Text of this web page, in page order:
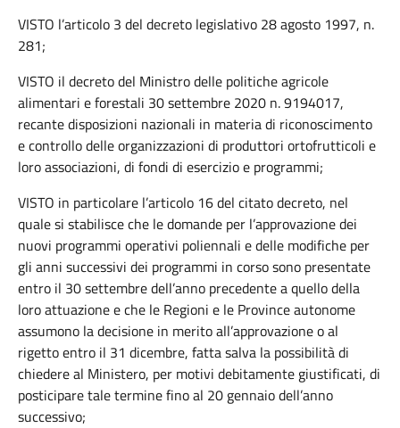
VISTO l’articolo 3 del decreto legislativo 28 agosto 1997, n.
281;
VISTO il decreto del Ministro delle politiche agricole
alimentari e forestali 30 settembre 2020 n. 9194017,
recante disposizioni nazionali in materia di riconoscimento
e controllo delle organizzazioni di produttori ortofrutticoli e
loro associazioni, di fondi di esercizio e programmi;
VISTO in particolare l’articolo 16 del citato decreto, nel
quale si stabilisce che le domande per l’approvazione dei
nuovi programmi operativi poliennali e delle modifiche per
gli anni successivi dei programmi in corso sono presentate
entro il 30 settembre dell’anno precedente a quello della
loro attuazione e che le Regioni e le Province autonome
assumono la decisione in merito all’approvazione o al
rigetto entro il 31 dicembre, fatta salva la possibilità di
chiedere al Ministero, per motivi debitamente giustificati, di
posticipare tale termine fino al 20 gennaio dell’anno
successivo;